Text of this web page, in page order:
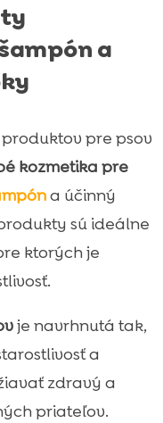
a
pre psov
kozmetika pre
a účinný
sú ideálne
ktorých je
je navrhnutá tak,
a
zdravý a
priateľov.